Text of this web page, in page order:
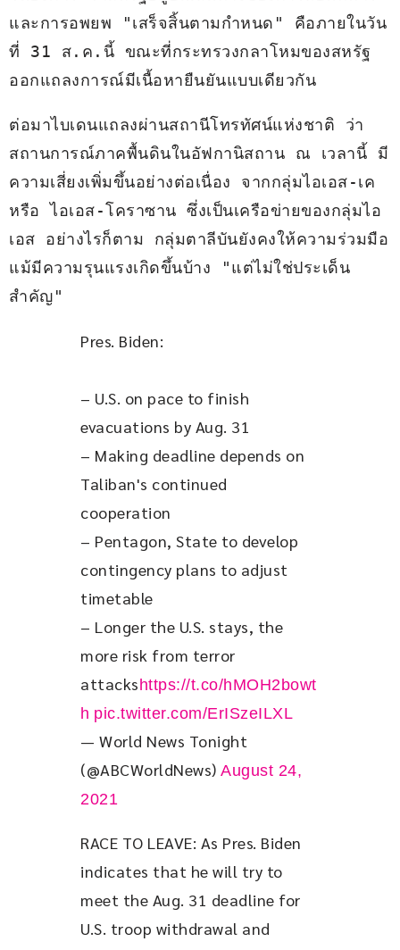
และการอพยพ "เสร็จสิ้นตามกำหนด" คือภายในวัน
ที่ 31 ส.ค.นี้ ขณะที่กระทรวงกลาโหมของสหรัฐ
ออกแถลงการณ์มีเนื้อหายืนยันแบบเดียวกัน
ต่อมาไบเดนแถลงผ่านสถานีโทรทัศน์แห่งชาติ ว่า
สถานการณ์ภาคพื้นดินในอัฟกานิสถาน ณ เวลานี้ มี
ความเสี่ยงเพิ่มขึ้นอย่างต่อเนื่อง จากกลุ่มไอเอส-เค
หรือ ไอเอส-โคราซาน ซึ่งเป็นเครือข่ายของกลุ่มไอ
เอส อย่างไรก็ตาม กลุ่มตาลีบันยังคงให้ความร่วมมือ
แม้มีความรุนแรงเกิดขึ้นบ้าง "แต่ไม่ใช่ประเด็น
สำคัญ"
Pres. Biden:
– U.S. on pace to finish
evacuations by Aug. 31
– Making deadline depends on
Taliban's continued
cooperation
– Pentagon, State to develop
contingency plans to adjust
timetable
– Longer the U.S. stays, the
more risk from terror
attacks https://t.co/hMOH2bowt
h pic.twitter.com/ErISzeILXL
— World News Tonight
(@ABCWorldNews) August 24,
2021
RACE TO LEAVE: As Pres. Biden
indicates that he will try to
meet the Aug. 31 deadline for
U.S. troop withdrawal and